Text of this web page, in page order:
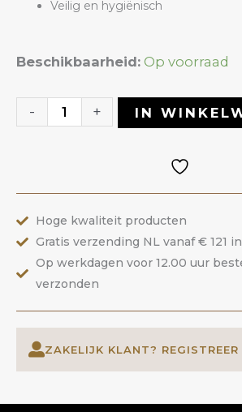
Veilig en hygiënisch
Beschikbaarheid: Op voorraad
-
Bewaarbakje
Sticks
+ IN
Hoge kwaliteit producten
Gratis verzending NL vanaf € 121
Op werkdagen voor 12.00 uur
verzonden
ZAKELIJK KLANT? REGISTREER